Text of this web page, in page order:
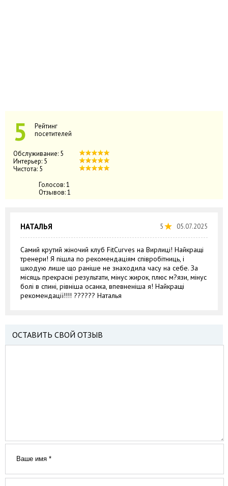
5
Рейтинг
посетителей
Обслуживание: 5
Интерьер: 5
Чистота: 5
Голосов:1
Отзывов:1
НАТАЛЬЯ 5 05.07.2025
Самий крутий жіночий клуб FitCurves на Вирлиці! Найкращі
тренери! Я пішла по рекомендаціям співробітниць, і
шкодую лише що раніше не знаходила часу на себе. За
місяць прекрасні результати, мінус жирок, плюс м?язи, мінус
болі в спині, рівніша осанка, впевненіша я! Найкращі
рекомендації!!!! ?????? Наталья
ОСТАВИТЬ СВОЙ ОТЗЫВ